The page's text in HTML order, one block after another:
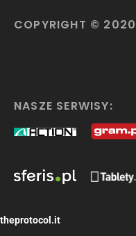
COPYRIGHT ©
NASZE SERWISY:
theprotocol.it